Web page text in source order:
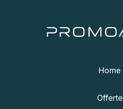
Home
Offerte